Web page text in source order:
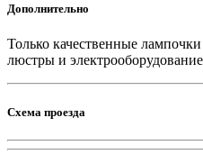
Дополнительно
Только качественные
люстры и
Схема проезда